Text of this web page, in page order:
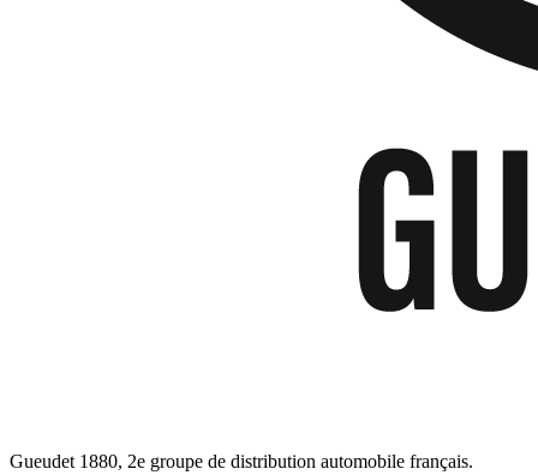
Gueudet 1880, 2e groupe de distribution automobile français.